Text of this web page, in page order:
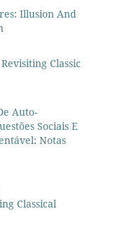
Illusion And
Classic
Auto-
Sociais E
Notas
Classical